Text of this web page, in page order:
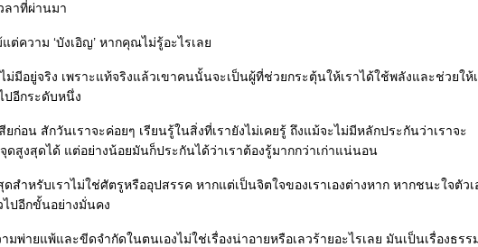
ลาที่ผ่านมา
ต่ความ ‘บังเอิญ’ หากคุณไม่รู้อะไรเล
ม่มีอยู่จริง เพราะแท้จริงแล้วเขาคนนั้นจะเป็นผู้ที่ช่วยกระตุ้นให้เราได้ใช้พลังและช่วยให้
อีกระดับหนึ่ง
ยก่อน สักวันเราจะค่อยๆ เรียนรู้ในสิ่งที่เรายังไม่เคยรู้ ถึงแม้จะไม่มีหลักประกันว่าเราจะ
ดสูงสุดได้ แต่อย่างน้อยมันก็ประกันได้ว่าเราต้องรู้มากกว่าเก่าแน่นอน
สำหรับเราไม่ใช่ศัตรูหรืออุปสรรค หากแต่เป็นจิตใจของเราเองต่างหาก หากชนะใจตัวเ
ไปอีกขั้นอย่างมั่นคง
มพ่ายแพ้และขีดจำกัดในตนเองไม่ใช่เรื่องน่าอายหรือเลวร้ายอะไรเลย มันเป็นเรื่องธรร